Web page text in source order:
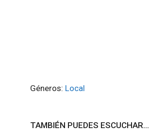
Géneros: Local
TAMBIÉN PUEDES ESCUCHAR...